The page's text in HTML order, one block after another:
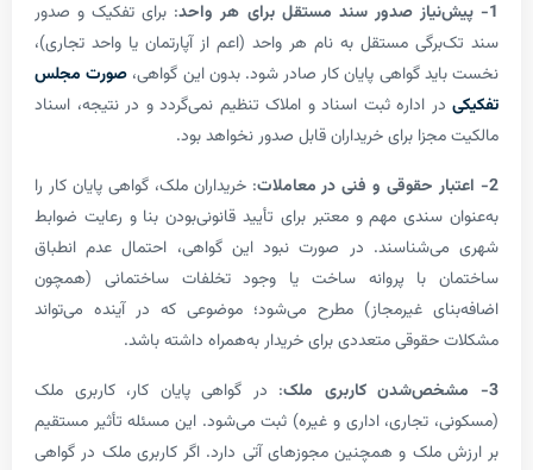
: برای تفکیک و صدور
مستقل به نام هر واحد (اعم از آپارتمان یا واحد تجاری)،
گواهی پایان کار صادر شود. بدون این گواهی،صورت مجلس
اداره ثبت اسناد و املاک تنظیم نمی‌گردد و در نتیجه، اسناد
برای خریداران قابل صدور نخواهد بود.
: خریداران ملک، گواهی پایان کار را
مهم و معتبر برای تأیید قانونی‌بودن بنا و رعایت ضوابط
در صورت نبود این گواهی، احتمال عدم انطباق
با پروانه ساخت یا وجود تخلفات ساختمانی (همچون
غیرمجاز) مطرح می‌شود؛ موضوعی که در آینده می‌تواند
متعددی برای خریدار به‌همراه داشته باشد.
: در گواهی پایان کار، کاربری ملک
تجاری، اداری و غیره) ثبت می‌شود. این مسئله تأثیر مستقیم
و همچنین مجوزهای آتی دارد. اگر کاربری ملک در گواهی